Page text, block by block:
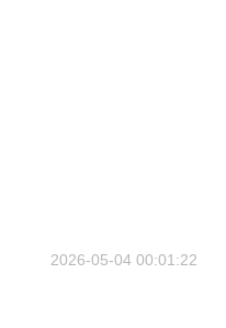
2026-05-04 00:01:22